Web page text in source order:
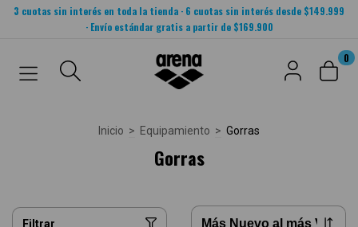
3 cuotas sin interés en toda la tienda · 6 cuotas sin interés desde $149.999
· Envío estándar gratis a partir de $169.900
0
Inicio > Equipamiento > Gorras
Gorras
Filtrar